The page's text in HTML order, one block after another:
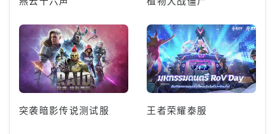
突袭暗影传说测试服 王者荣耀泰服